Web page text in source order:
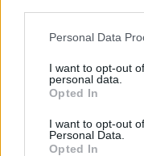
Please note that this
not limited to your visit
grant or deny consent
use your data for
consent section.
Personal Data
I want to opt-out
personal data.
Opted In
I want to opt-out
Personal Data.
Opted In
Paolo